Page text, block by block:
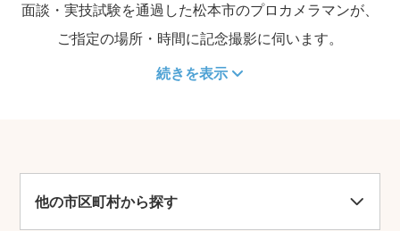
面談・実技試験を通過した松本市のプロカメラマンが、
ご指定の場所・時間に記念撮影に伺います。
続きを表示
他の市区町村から探す